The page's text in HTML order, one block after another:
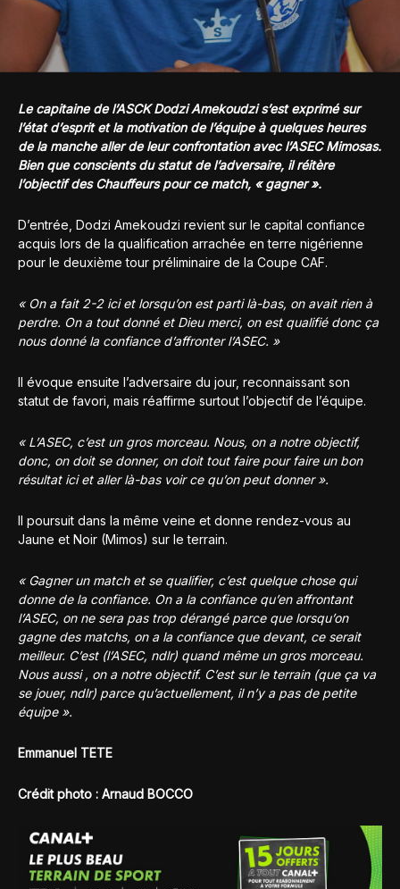
Le capitaine de l’ASCK Dodzi Amekoudzi s’est exprimé sur
l’état d’esprit et la motivation de l’équipe à quelques heures
de la manche aller de leur confrontation avec l’ASEC Mimosas.
Bien que conscients du statut de l’adversaire, il réitère
l’objectif des Chauffeurs pour ce match, « gagner ».
D’entrée, Dodzi Amekoudzi revient sur le capital confiance
acquis lors de la qualification arrachée en terre nigérienne
pour le deuxième tour préliminaire de la Coupe CAF.
« On a fait 2-2 ici et lorsqu’on est parti là-bas, on avait rien à
perdre. On a tout donné et Dieu merci, on est qualifié donc ça
nous donné la confiance d’affronter l’ASEC. »
Il évoque ensuite l’adversaire du jour, reconnaissant son
statut de favori, mais réaffirme surtout l’objectif de l’équipe.
« L’ASEC, c’est un gros morceau. Nous, on a notre objectif,
donc, on doit se donner, on doit tout faire pour faire un bon
résultat ici et aller là-bas voir ce qu’on peut donner ».
Il poursuit dans la même veine et donne rendez-vous au
Jaune et Noir (Mimos) sur le terrain.
« Gagner un match et se qualifier, c’est quelque chose qui
donne de la confiance. On a la confiance qu’en affrontant
l’ASEC, on ne sera pas trop dérangé parce que lorsqu’on
gagne des matchs, on a la confiance que devant, ce serait
meilleur. C’est (l’ASEC, ndlr) quand même un gros morceau.
Nous aussi , on a notre objectif. C’est sur le terrain (que ça va
se jouer, ndlr) parce qu’actuellement, il n’y a pas de petite
équipe ».
Emmanuel TETE
Crédit photo : Arnaud BOCCO